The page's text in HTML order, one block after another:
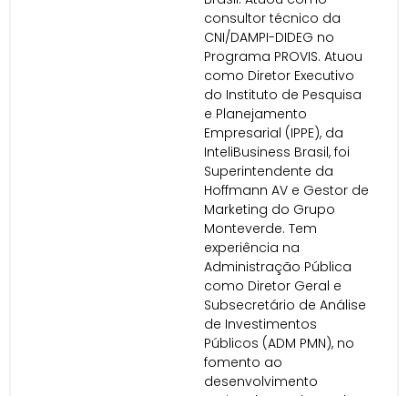
consultor técnico da
CNI/DAMPI-DIDEG no
Programa PROVIS. Atuou
como Diretor Executivo
do Instituto de Pesquisa
e Planejamento
Empresarial (IPPE), da
InteliBusiness Brasil, foi
Superintendente da
Hoffmann AV e Gestor de
Marketing do Grupo
Monteverde. Tem
experiência na
Administração Pública
como Diretor Geral e
Subsecretário de Análise
de Investimentos
Públicos (ADM PMN), no
fomento ao
desenvolvimento